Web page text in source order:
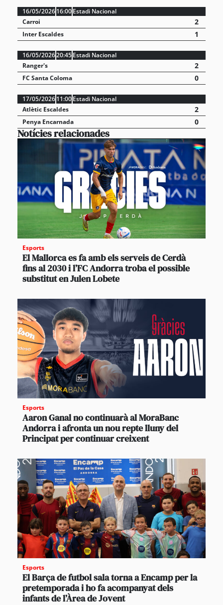
16/05/202616:00Estadi Nacional
Carroi
2
Inter Escaldes 1
16/05/202620:45Estadi Nacional
Ranger's
2
FC Santa Coloma 0
17/05/202611:00Estadi Nacional
Atlètic Escaldes
2
Penya Encarnada 0
Notícies relacionades
Esports
El Mallorca es fa amb els serveis de Cerdà
fins al 2030 i l’FC Andorra troba el possible
substitut en Julen Lobete
Esports
Aaron Ganal no continuarà al MoraBanc
Andorra i afronta un nou repte lluny del
Principat per continuar creixent
Esports
El Barça de futbol sala torna a Encamp per la
pretemporada i ho fa acompanyat dels
infants de l’Àrea de Jovent